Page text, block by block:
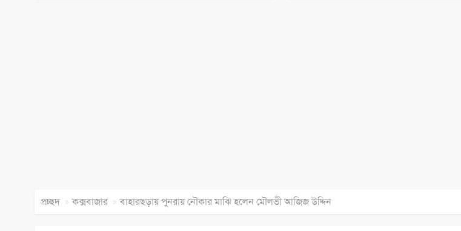
প্রচ্ছদ » কক্সবাজার » বাহারছড়ায় পুনরায় নৌকার মাঝি হলেন মৌলভী আজিজ উদ্দিন